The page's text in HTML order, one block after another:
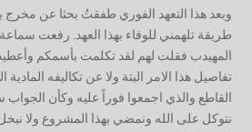
وبعد هذا التعهد الفوري طفقتُ بحثا عن
طريقة تلهمني للوفاء بهذا العهد. رفعت
المهيدب فقلت لهم لقد تكلمت بأسمكم
تفاصيل هذا الامر البتة ولا عن تكاليفه
القاطع والذي اجمعوا فوراً عليه وكأن
نتوكل على الله ونمضي بهذا المشروع ولا